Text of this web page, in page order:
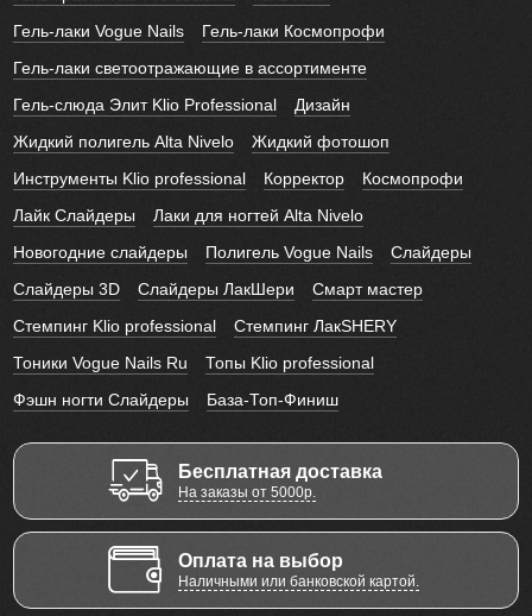
Гель-лаки Vogue Nails
Гель-лаки Космопрофи
Гель-лаки светоотражающие в ассортименте
Гель-слюда Элит Klio Professional
Дизайн
Жидкий полигель Alta Nivelo
Жидкий фотошоп
Инструменты Klio professional
Корректор
Космопрофи
Лайк Слайдеры
Лаки для ногтей Alta Nivelo
Новогодние слайдеры
Полигель Vogue Nails
Слайдеры
Слайдеры 3D
Слайдеры ЛакШери
Смарт мастер
Стемпинг Klio professional
Стемпинг ЛакSHERY
Тоники Vogue Nails Ru
Топы Klio professional
Фэшн ногти Слайдеры
База-Топ-Финиш
Бесплатная доставка
На заказы от 5000р.
Оплата на выбор
Наличными или банковской картой.